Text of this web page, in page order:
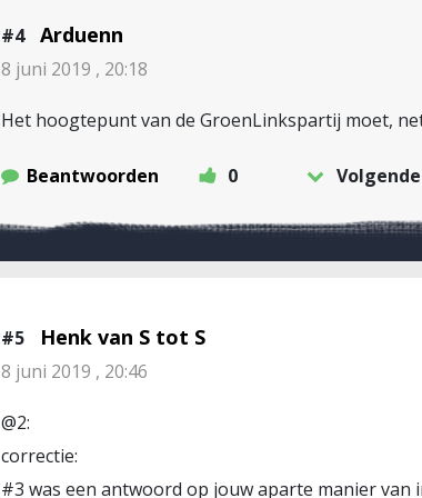
#4 Arduenn
8 juni 2019 , 20:18
Het hoogtepunt van de GroenLinkspartij moet,
Beantwoorden 0
#5 Henk van S tot S
8 juni 2019 , 20:46
@2:
correctie:
#3 was een antwoord op jouw aparte manier van